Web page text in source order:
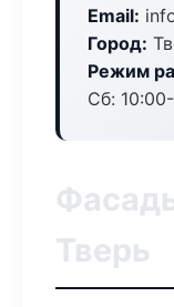
Email:
Город:
Режим
Сб:
Тверь